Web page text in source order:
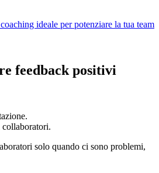
ideale per potenziare la tua team
feedback positivi
collaboratori.
solo quando ci sono problemi,